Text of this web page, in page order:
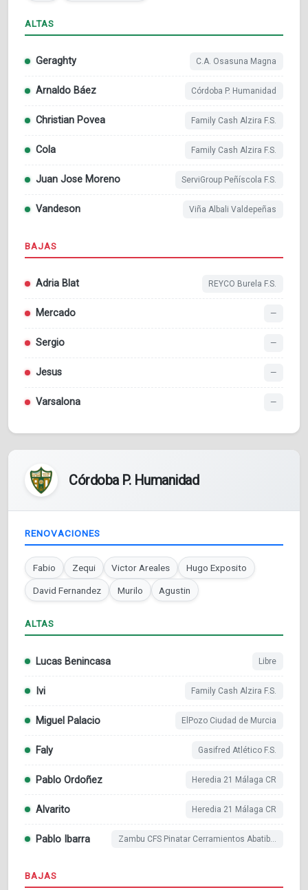
ALTAS
Geraghty C.A. Osasuna Magna
Arnaldo Báez Córdoba P. Humanidad
Christian Povea Family Cash Alzira F.S.
Cola Family Cash Alzira F.S.
Juan Jose Moreno ServiGroup Peñíscola F.S.
Vandeson Viña Albali Valdepeñas
BAJAS
Adria Blat REYCO Burela F.S.
Mercado —
Sergio —
Jesus —
Varsalona —
Córdoba P. Humanidad
RENOVACIONES
Fabio Zequi Victor Areales Hugo Exposito
David Fernandez Murilo Agustin
ALTAS
Lucas Benincasa Libre
Ivi Family Cash Alzira F.S.
Miguel Palacio ElPozo Ciudad de Murcia
Faly Gasifred Atlético F.S.
Pablo Ordoñez Heredia 21 Málaga CR
Alvarito Heredia 21 Málaga CR
Pablo Ibarra Zambu CFS Pinatar Cerramientos Abatibles
BAJAS